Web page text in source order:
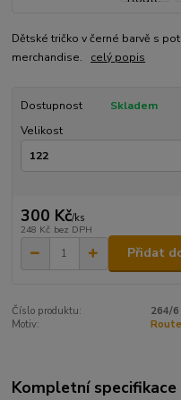
Dětské tričko v černé barvě s
merchandise. celý popis
Dostupnost
Skladem
Velikost
300 Kč/ks
248 Kč bez DPH
Přidat
Číslo produktu:
264/6
Motiv:
Kompletní specifikace